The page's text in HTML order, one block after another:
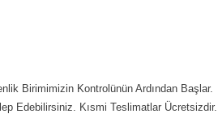
Birimimizin Kontrolünün Ardından Başlar.
Edebilirsiniz. Kısmi Teslimatlar